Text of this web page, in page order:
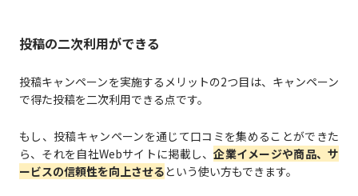
投稿の二次利用ができる
投稿キャンペーンを実施するメリットの2つ目は、キャンペーン
で得た投稿を二次利用できる点です。
もし、投稿キャンペーンを通じて口コミを集めることができた
ら、それを自社Webサイトに掲載し、企業イメージや商品、サ
ービスの信頼性を向上させるという使い方もできます。